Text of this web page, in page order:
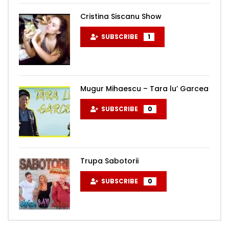
Cristina Siscanu Show
SUBSCRIBE 1
Mugur Mihaescu – Tara lu’ Garcea
SUBSCRIBE 0
Trupa Sabotorii
SUBSCRIBE 0